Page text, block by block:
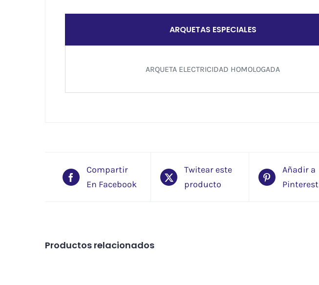
ARQUETAS ESPECIALES
ARQUETA ELECTRICIDAD HOMOLOGADA
Compartir
En Facebook
Twitear este
producto
Añadir a
Pinterest
Productos relacionados